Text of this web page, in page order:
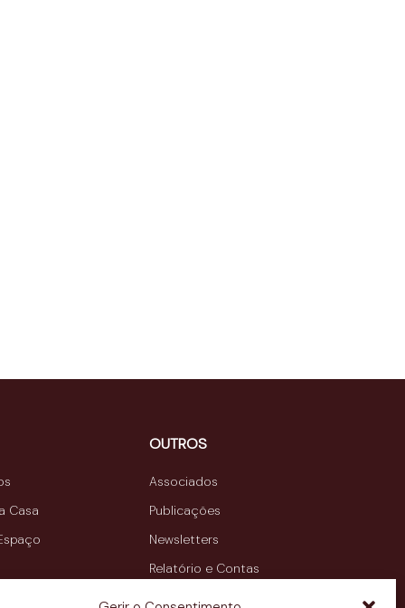
Casa
OUTROS
Associados
Publicações
Newsletters
Relatório e Contas